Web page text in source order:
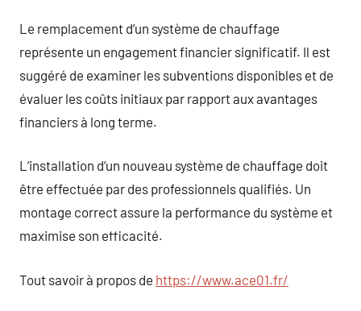
Le remplacement d’un système de chauffage
représente un engagement financier significatif. Il est
suggéré de examiner les subventions disponibles et de
évaluer les coûts initiaux par rapport aux avantages
financiers à long terme.
L’installation d’un nouveau système de chauffage doit
être effectuée par des professionnels qualifiés. Un
montage correct assure la performance du système et
maximise son efficacité.
Tout savoir à propos de https://www.ace01.fr/